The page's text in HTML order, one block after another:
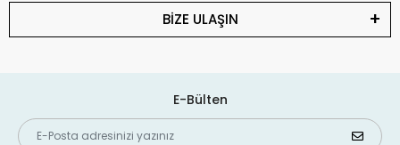
BİZE ULAŞIN
E-Bülten